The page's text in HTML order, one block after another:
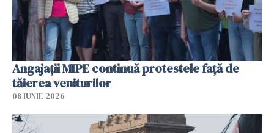
Angajaţii MIPE continuă protestele faţă de
tăierea veniturilor
08 IUNIE 2026